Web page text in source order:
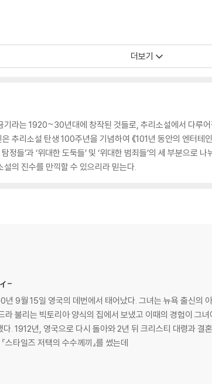
더보기
기라는 1920~30년대에 창작된 것들로, 추리소설에서 다루
은 추리소설 탄생 100주년을 기념하여 《101년 동안의
들’과 ‘위대한 도둑들’ 및 ‘위대한 범죄들’의 세 부분으로
의 진수를 만끽할 수 있으리라 믿는다.
-
9월 15일 영국의 데번에서 태어났다. 그녀는 뉴욕 출신의
불리는 빅토리아 양식의 집에서 보냈고 이때의 경험이 그
. 1912년, 영국으로 다시 돌아와 2년 뒤 크리스티 대령과 결
스타일즈 저택의 수수께끼』를 썼는데